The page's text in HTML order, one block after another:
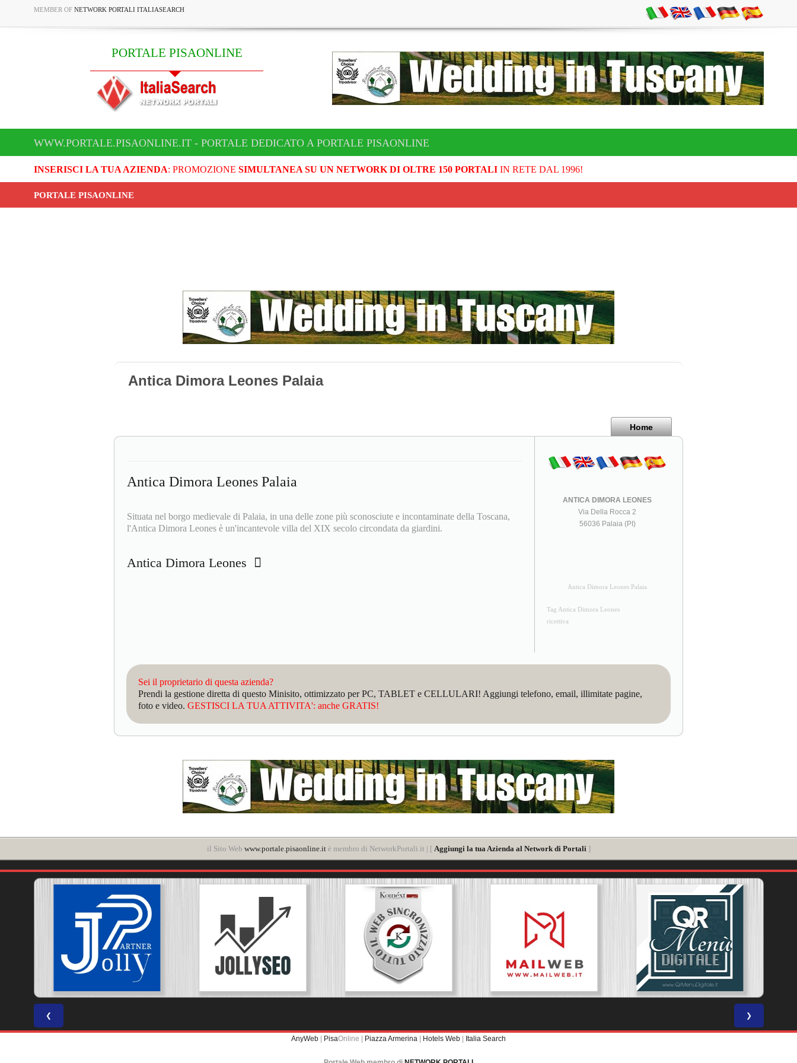
MEMBER OF NETWORK PORTALI ITALIASEARCH
PORTALE PISAONLINE
WWW.PORTALE.PISAONLINE.IT - PORTALE DEDICATO A PORTALE PISAONLINE
INSERISCI LA TUA AZIENDA: PROMOZIONE SIMULTANEA SU UN NETWORK DI OLTRE 150 PORTALIIN RETE DAL 1996!
PORTALE PISAONLINE
Antica Dimora Leones Palaia
Home
Antica Dimora Leones Palaia
Situata nel borgo medievale di Palaia, in una delle zone più sconosciute e incontaminate della Toscana,
l'Antica Dimora Leones è un'incantevole villa del XIX secolo circondata da giardini.
Antica Dimora Leones
ANTICA DIMORA LEONES
Via Della Rocca 2
56036 Palaia (PI)
Antica Dimora Leones Palaia
Tag Antica Dimora Leones
ricettiva
Sei il proprietario di questa azienda?
Prendi la gestione diretta di questo Minisito, ottimizzato per PC, TABLET e CELLULARI! Aggiungi telefono, email, illimitate pagine,
foto e video. GESTISCI LA TUA ATTIVITA': anche GRATIS!
il Sito Web www.portale.pisaonline.itè membro di NetworkPortali.it | [ Aggiungi la tua Azienda al Network di Portali ]
❮ ❯
AnyWeb | PisaOnline | Piazza Armerina | Hotels Web | Italia Search